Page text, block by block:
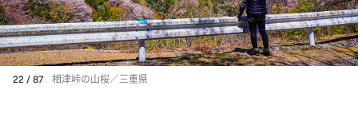
22 / 87 相津峠の山桜／三重県